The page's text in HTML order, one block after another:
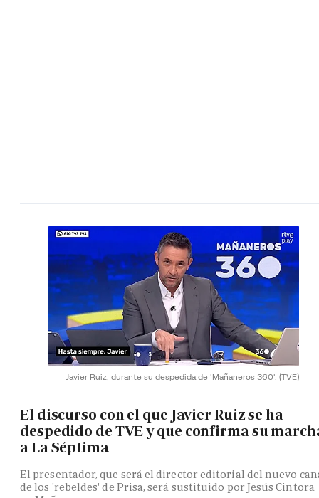
Javier Ruiz, durante su despedida de 'Mañaneros 360'. (TVE)
El discurso con el que Javier Ruiz se ha
despedido de TVE y que confirma su
a La Séptima
El presentador, que será el director editorial del nuevo
de los 'rebeldes' de Prisa, será sustituido por Jesús Cintora